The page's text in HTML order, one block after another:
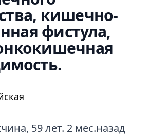
кишечно-
фистула,
59 лет. 2 мес.назад